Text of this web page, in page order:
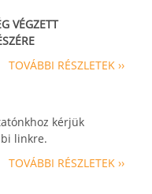
VÉGZETT
TOVÁBBI RÉSZLETEK ››
kérjük
linkre.
TOVÁBBI RÉSZLETEK ››